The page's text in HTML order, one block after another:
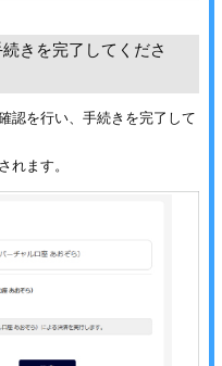
きを完了してくださ
認を行い、手続きを完了して
れます。